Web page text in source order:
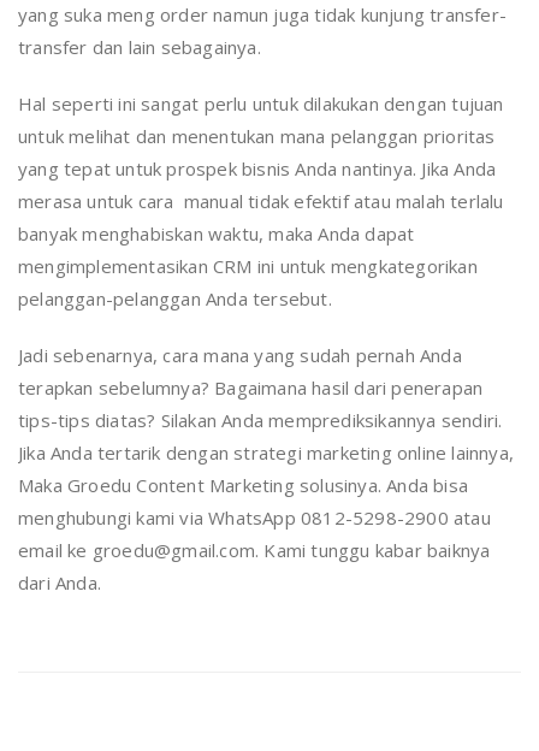
yang suka meng order namun juga tidak kunjung transfer-
transfer dan lain sebagainya.
Hal seperti ini sangat perlu untuk dilakukan dengan tujuan
untuk melihat dan menentukan mana pelanggan prioritas
yang tepat untuk prospek bisnis Anda nantinya. Jika Anda
merasa untuk cara manual tidak efektif atau malah terlalu
banyak menghabiskan waktu, maka Anda dapat
mengimplementasikan CRM ini untuk mengkategorikan
pelanggan-pelanggan Anda tersebut.
Jadi sebenarnya, cara mana yang sudah pernah Anda
terapkan sebelumnya? Bagaimana hasil dari penerapan
tips-tips diatas? Silakan Anda memprediksikannya sendiri.
Jika Anda tertarik dengan strategi marketing online lainnya,
Maka Groedu Content Marketing solusinya. Anda bisa
menghubungi kami via WhatsApp 0812-5298-2900 atau
email ke groedu@gmail.com. Kami tunggu kabar baiknya
dari Anda.